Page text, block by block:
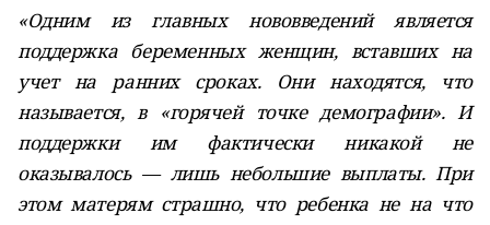
«Одним из главных нововведений является
поддержка беременных женщин, вставших на
учет на ранних сроках. Они находятся, что
называется, в «горячей точке демографии». И
поддержки им фактически никакой не
оказывалось — лишь небольшие выплаты. При
этом матерям страшно, что ребенка не на что